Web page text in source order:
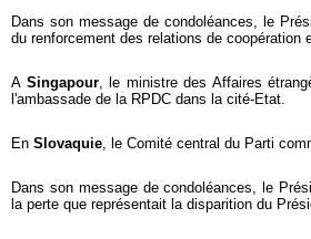
Dans son message de condoléances, le
du renforcement des relations de coopération
A Singapour, le ministre des Affaires
l'ambassade de la RPDC dans la cité-Etat.
En Slovaquie, le Comité central du Parti
Dans son message de condoléances, le
la perte que représentait la disparition du